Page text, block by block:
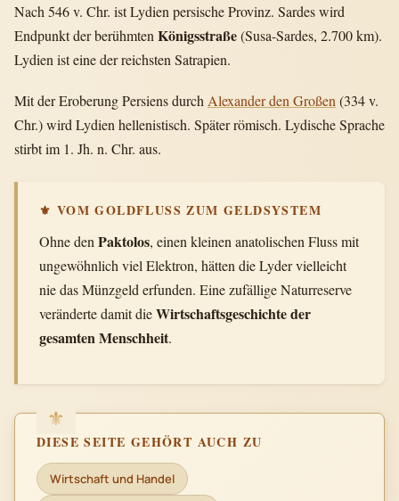
Nach 546 v. Chr. ist Lydien persische Provinz. Sardes wird
Endpunkt der berühmten Königsstraße(Susa-Sardes, 2.700 km).
Lydien ist eine der reichsten Satrapien.
Mit der Eroberung Persiens durch Alexander den Großen (334 v.
Chr.) wird Lydien hellenistisch. Später römisch. Lydische Sprache
stirbt im 1. Jh. n. Chr. aus.
⚜ VOM GOLDFLUSS ZUM GELDSYSTEM
Ohne den Paktolos, einen kleinen anatolischen Fluss mit
ungewöhnlich viel Elektron, hätten die Lyder vielleicht
nie das Münzgeld erfunden. Eine zufällige Naturreserve
veränderte damit dieWirtschaftsgeschichte der
gesamten Menschheit.
DIESE SEITE GEHÖRT AUCH ZU
Wirtschaft und Handel